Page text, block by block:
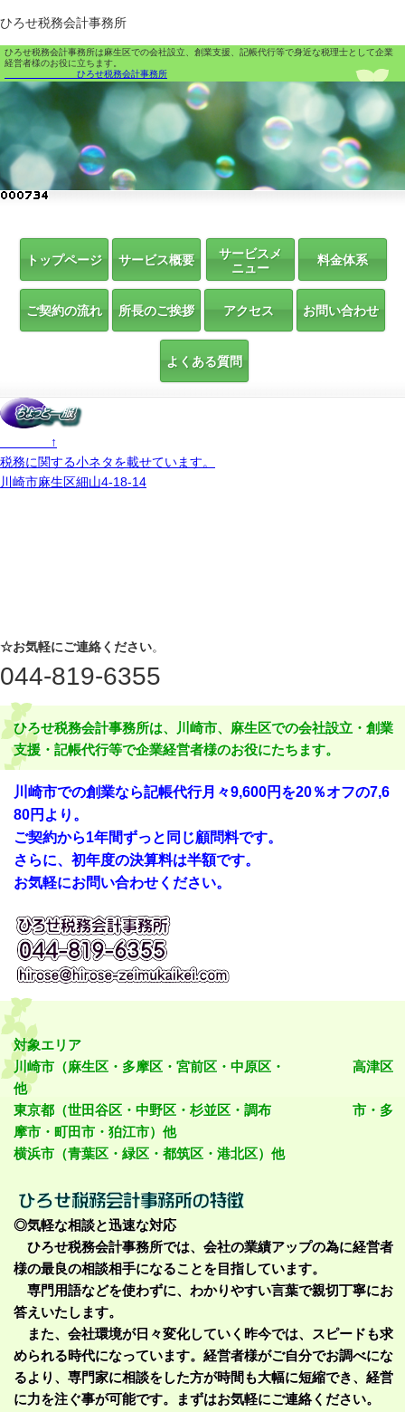
ひろせ税務会計事務所
ひろせ税務会計事務所は麻生区での会社設立、創業支援、記帳代行等で身近な税理士として企業
経営者様のお役に立ちます。
ひろせ税務会計事務所
トップページ サービス概要
サービスメ
ニュー
料金体系
ご契約の流れ 所長のご挨拶 アクセス お問い合わせ
よくある質問
↑
税務に関する小ネタを載せています。
川崎市麻生区細山4-18-14
☆お気軽にご連絡ください。
044-819-6355
ひろせ税務会計事務所は、川崎市、麻生区での会社設立・創業
支援・記帳代行等で企業経営者様のお役にたちます。
川崎市での創業なら記帳代行月々9,600円を20％オフの7,6
80円より。
ご契約から1年間ずっと同じ顧問料です。
さらに、初年度の決算料は半額です。
お気軽にお問い合わせください。
対象エリア
川崎市（麻生区・多摩区・宮前区・中原区・ 高津区
他
東京都（世田谷区・中野区・杉並区・調布 市・多
摩市・町田市・狛江市）他
横浜市（青葉区・緑区・都筑区・港北区）他
◎気軽な相談と迅速な対応
ひろせ税務会計事務所では、会社の業績アップの為に経営者
様の最良の相談相手になることを目指しています。
専門用語などを使わずに、わかりやすい言葉で親切丁寧にお
答えいたします。
また、会社環境が日々変化していく昨今では、スピードも求
められる時代になっています。経営者様がご自分でお調べにな
るより、専門家に相談をした方が時間も大幅に短縮でき、経営
に力を注ぐ事が可能です。まずはお気軽にご連絡ください。